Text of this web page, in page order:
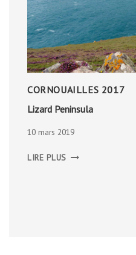
CORNOUAILLES 2017
Lizard Peninsula
10 mars 2019
LIRE PLUS PENINSULA